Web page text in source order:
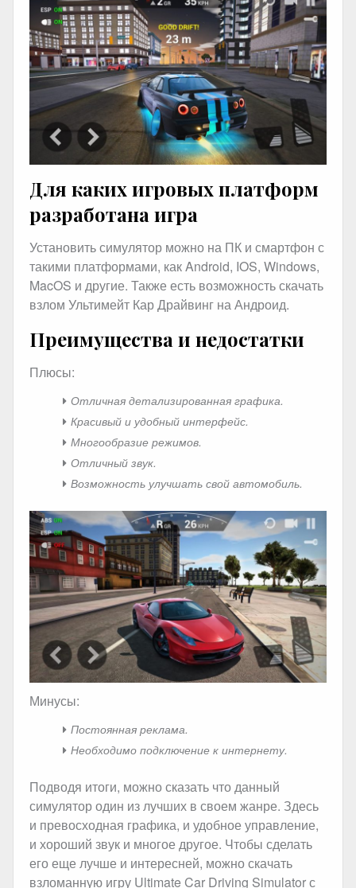
Для каких игровых платформ
разработана игра
Установить симулятор можно на ПК и смартфон с
такими платформами, как Android, IOS, Windows,
MacOS и другие. Также есть возможность скачать
взлом Ультимейт Кар Драйвинг на Андроид.
Преимущества и недостатки
Плюсы:
Отличная детализированная графика.
Красивый и удобный интерфейс.
Многообразие режимов.
Отличный звук.
Возможность улучшать свой автомобиль.
Минусы:
Постоянная реклама.
Необходимо подключение к интернету.
Подводя итоги, можно сказать что данный
симулятор один из лучших в своем жанре. Здесь
и превосходная графика, и удобное управление,
и хороший звук и многое другое. Чтобы сделать
его еще лучше и интересней, можно скачать
взломанную игру Ultimate Car Driving Simulator с